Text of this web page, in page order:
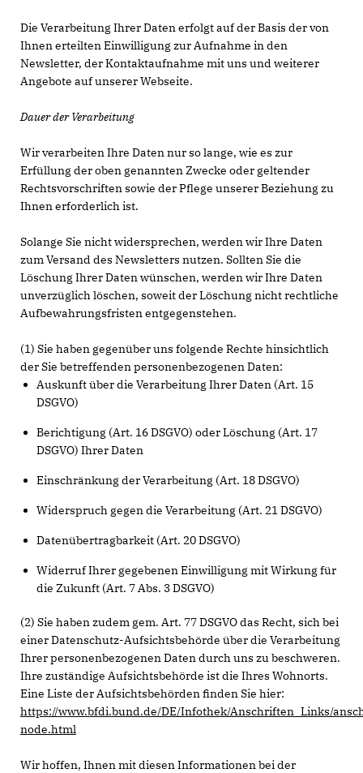
Die Verarbeitung Ihrer Daten erfolgt auf der Basis der von
Ihnen erteilten Einwilligung zur Aufnahme in den
Newsletter, der Kontaktaufnahme mit uns und weiterer
Angebote auf unserer Webseite.
Dauer der Verarbeitung
Wir verarbeiten Ihre Daten nur so lange, wie es zur
Erfüllung der oben genannten Zwecke oder geltender
Rechtsvorschriften sowie der Pflege unserer Beziehung zu
Ihnen erforderlich ist.
Solange Sie nicht widersprechen, werden wir Ihre Daten
zum Versand des Newsletters nutzen. Sollten Sie die
Löschung Ihrer Daten wünschen, werden wir Ihre Daten
unverzüglich löschen, soweit der Löschung nicht rechtliche
Aufbewahrungsfristen entgegenstehen.
(1) Sie haben gegenüber uns folgende Rechte hinsichtlich
der Sie betreffenden personenbezogenen Daten:
Auskunft über die Verarbeitung Ihrer Daten (Art. 15
DSGVO)
Berichtigung (Art. 16 DSGVO) oder Löschung (Art. 17
DSGVO) Ihrer Daten
Einschränkung der Verarbeitung (Art. 18 DSGVO)
Widerspruch gegen die Verarbeitung (Art. 21 DSGVO)
Datenübertragbarkeit (Art. 20 DSGVO)
Widerruf Ihrer gegebenen Einwilligung mit Wirkung für
die Zukunft (Art. 7 Abs. 3 DSGVO)
(2) Sie haben zudem gem. Art. 77 DSGVO das Recht, sich bei
einer Datenschutz-Aufsichtsbehörde über die Verarbeitung
Ihrer personenbezogenen Daten durch uns zu beschweren.
Ihre zuständige Aufsichtsbehörde ist die Ihres Wohnorts.
Eine Liste der Aufsichtsbehörden finden Sie hier:
https://www.bfdi.bund.de/DE/Infothek/Anschriften_Links/
node.html
Wir hoffen, Ihnen mit diesen Informationen bei der